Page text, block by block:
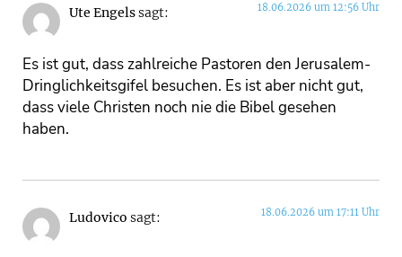
Ute Engelssagt: 18.06.2026 um 12:56 Uhr
Es ist gut, dass zahlreiche Pastoren den Jerusalem-
Dringlichkeitsgifel besuchen. Es ist aber nicht gut,
dass viele Christen noch nie die Bibel gesehen
haben.
Ludovico sagt: 18.06.2026 um 17:11 Uhr